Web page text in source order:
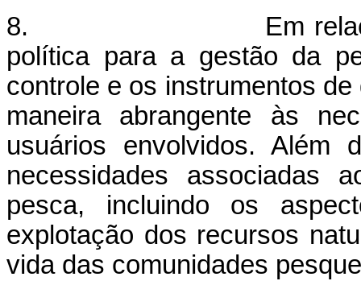
8. Em relação à
política para a gestão da
controle e os instrumentos
maneira abrangente às
usuários envolvidos. Além
necessidades associadas
pesca, incluindo os
explotação dos recursos
vida das comunidades